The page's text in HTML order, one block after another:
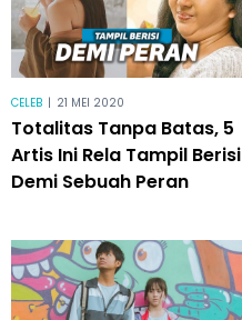
CELEB | 21 MEI 2020
Totalitas Tanpa Batas, 5
Artis Ini Rela Tampil Berisi
Demi Sebuah Peran